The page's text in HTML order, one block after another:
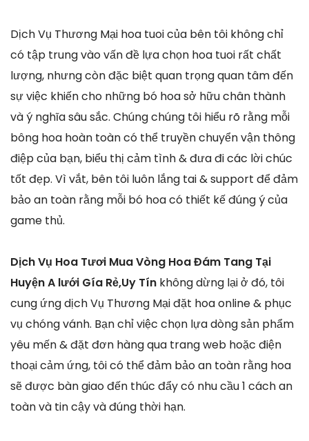
Dịch Vụ Thương Mại hoa tuoi của bên tôi không chỉ
có tập trung vào vấn đề lựa chọn hoa tuoi rất chất
lượng, nhưng còn đặc biệt quan trọng quan tâm đến
sự việc khiến cho những bó hoa sở hữu chân thành
và ý nghĩa sâu sắc. Chúng chúng tôi hiểu rõ rằng mỗi
bông hoa hoàn toàn có thể truyền chuyển vận thông
điệp của bạn, biểu thị cảm tình & đưa đi các lời chúc
tốt đẹp. Vì vắt, bên tôi luôn lắng tai & support để đảm
bảo an toàn rằng mỗi bó hoa có thiết kế đúng ý của
game thủ.
Dịch Vụ Hoa Tươi Mua Vòng Hoa Đám Tang Tại
Huyện A lưới Gía Rẻ,Uy Tín không dừng lại ở đó, tôi
cung ứng dịch Vụ Thương Mại đặt hoa online & phục
vụ chóng vánh. Bạn chỉ việc chọn lựa dòng sản phẩm
yêu mến & đặt đơn hàng qua trang web hoặc điện
thoại cảm ứng, tôi có thể đảm bảo an toàn rằng hoa
sẽ được bàn giao đến thúc đẩy có nhu cầu 1 cách an
toàn và tin cậy và đúng thời hạn.